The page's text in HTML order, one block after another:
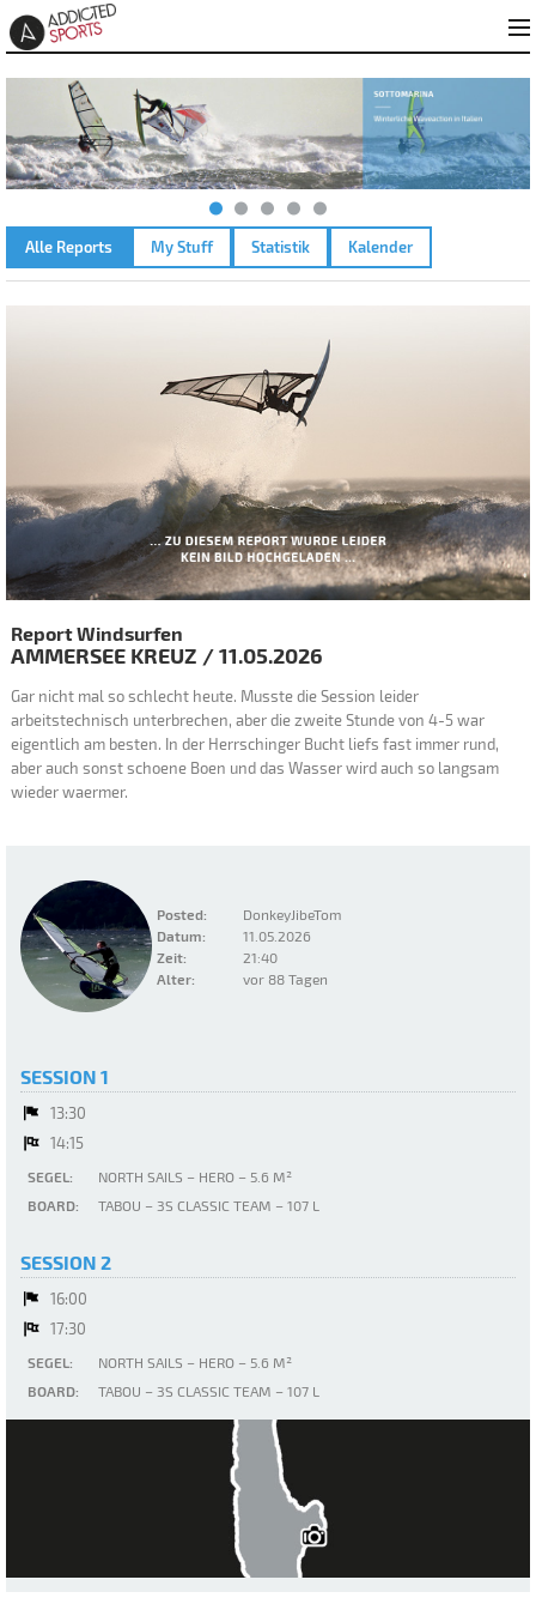
Alle Reports My Stuff Statistik Kalender
Posted:
DonkeyJibeTom
Datum:
11.05.2026
Zeit:
21:40
Alter:
vor 88 Tagen
Report Windsurfen
AMMERSEE KREUZ /11.05.2026
Gar nicht mal so schlecht heute. Musste die Session leider
arbeitstechnisch unterbrechen, aber die zweite Stunde von 4-5 war
eigentlich am besten. In der Herrschinger Bucht liefs fast immer rund,
aber auch sonst schoene Boen und das Wasser wird auch so langsam
wieder waermer.
SESSION 1
13:30
14:15
SEGEL:
NORTH SAILS – HERO – 5.6 M²
BOARD:
TABOU – 3S CLASSIC TEAM – 107 L
SESSION 2
16:00
17:30
SEGEL:
NORTH SAILS – HERO – 5.6 M²
BOARD:
TABOU – 3S CLASSIC TEAM – 107 L